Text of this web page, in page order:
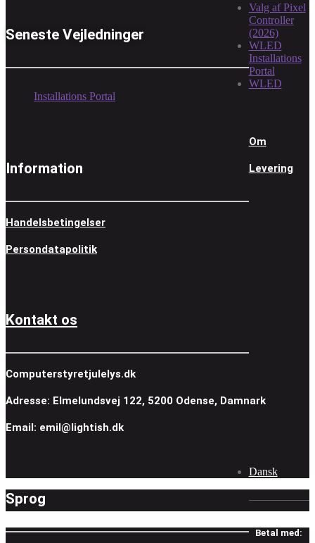
Seneste Vejledninger
Valg af Pixel
Controller
(2026)
WLED
Installations
Portal
WLED
Installations Portal
Information
Om
Levering
Handelsbetingelser
Persondatapolitik
Kontakt os
Computerstyretjulelys.dk
Adresse: Elmelundsvej 122, 5200 Odense, Damnark
Email: emil@lightish.dk
Sprog
Dansk
Betal med: